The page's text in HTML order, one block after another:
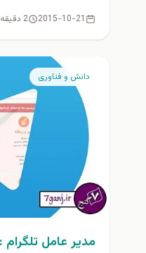
2015-10-21 2 دقیقه مطالعه
دانش و فناوری
مدير عامل تلگرام :